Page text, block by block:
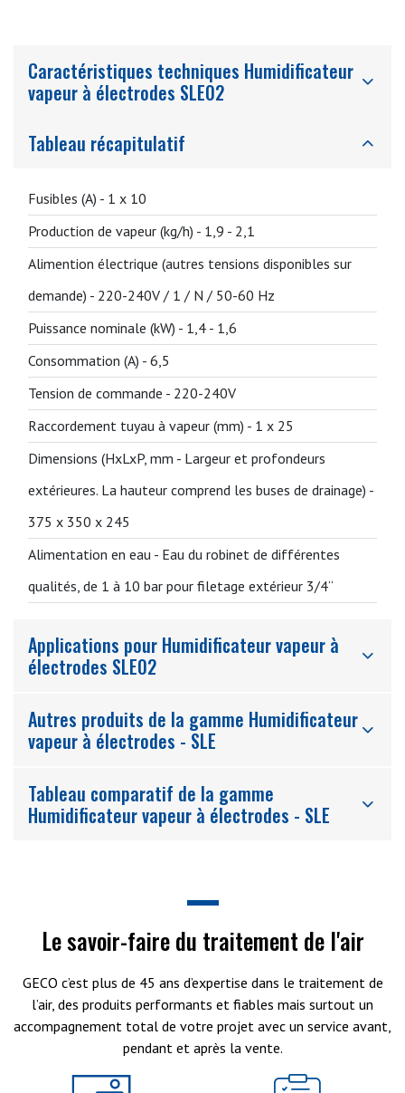
Caractéristiques techniques Humidificateur
vapeur à électrodes SLE02
Tableau récapitulatif
Fusibles (A) - 1 x 10
Production de vapeur (kg/h) - 1,9 - 2,1
Alimention électrique (autres tensions disponibles sur
demande) - 220-240V / 1 / N / 50-60 Hz
Puissance nominale (kW) - 1,4 - 1,6
Consommation (A) - 6,5
Tension de commande - 220-240V
Raccordement tuyau à vapeur (mm) - 1 x 25
Dimensions (HxLxP, mm - Largeur et profondeurs
extérieures. La hauteur comprend les buses de drainage) -
375 x 350 x 245
Alimentation en eau - Eau du robinet de différentes
qualités, de 1 à 10 bar pour filetage extérieur 3/4“
Applications pour Humidificateur vapeur à
électrodes SLE02
Autres produits de la gamme Humidificateur
vapeur à électrodes - SLE
Tableau comparatif de la gamme
Humidificateur vapeur à électrodes - SLE
Le savoir-faire du traitement de l'air
GECO c’est plus de 45 ans d’expertise dans le traitement de
l’air, des produits performants et fiables mais surtout un
accompagnement total de votre projet avec un service avant,
pendant et après la vente.